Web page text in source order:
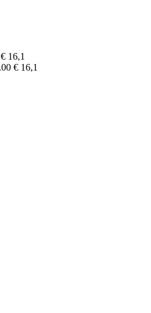
€ 16,1
€ 16,1